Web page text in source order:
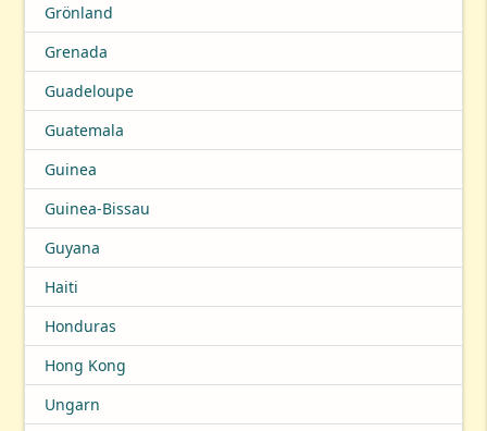
Grönland
Grenada
Guadeloupe
Guatemala
Guinea
Guinea-Bissau
Guyana
Haiti
Honduras
Hong Kong
Ungarn